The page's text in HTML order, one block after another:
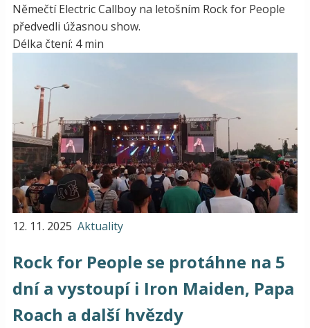
Němečtí Electric Callboy na letošním Rock for People
předvedli úžasnou show.
Délka čtení: 4 min
12. 11. 2025 Aktuality
Rock for People se protáhne na 5
dní a vystoupí i Iron Maiden, Papa
Roach a další hvězdy